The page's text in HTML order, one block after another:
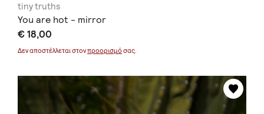
tiny truths
You are hot - mirror
€ 18,00
Δεν αποστέλλεται στονπροορισμό σας.